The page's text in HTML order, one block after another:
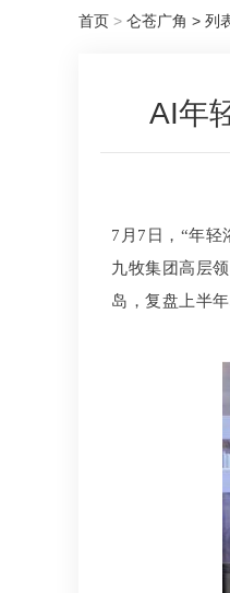
首页 > 仑苍广角 > 列
AI年
7月7日，“年轻
九牧集团高层
岛，复盘上半